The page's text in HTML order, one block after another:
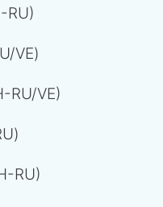
RU)
VE)
RU/VE)
RU)